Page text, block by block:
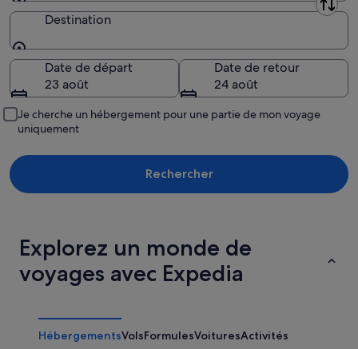
Origine
Destination
Destination
Date de départ
23 août
Date de retour
24 août
Je cherche un hébergement pour une partie de mon voyage
uniquement
Rechercher
Explorez un monde de
voyages avec Expedia
HébergementsVolsFormulesVoituresActivités